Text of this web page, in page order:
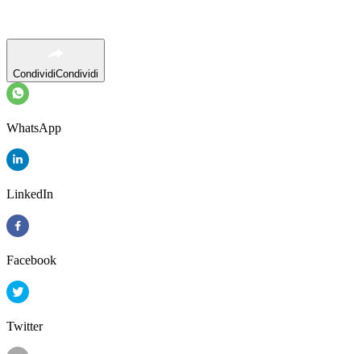
CondividiCondividi
WhatsApp
LinkedIn
Facebook
Twitter